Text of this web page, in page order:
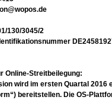
130/3045/2
Online-Streitbeilegung:
wird im ersten Quartal
bereitstellen. Die OS-